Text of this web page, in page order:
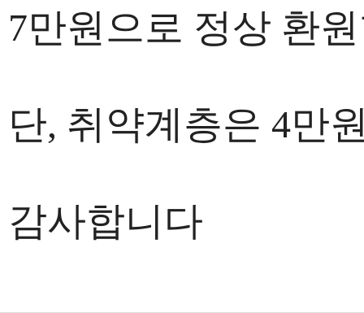
7만원으로 정상 환
단, 취약계층은 4만
감사합니다